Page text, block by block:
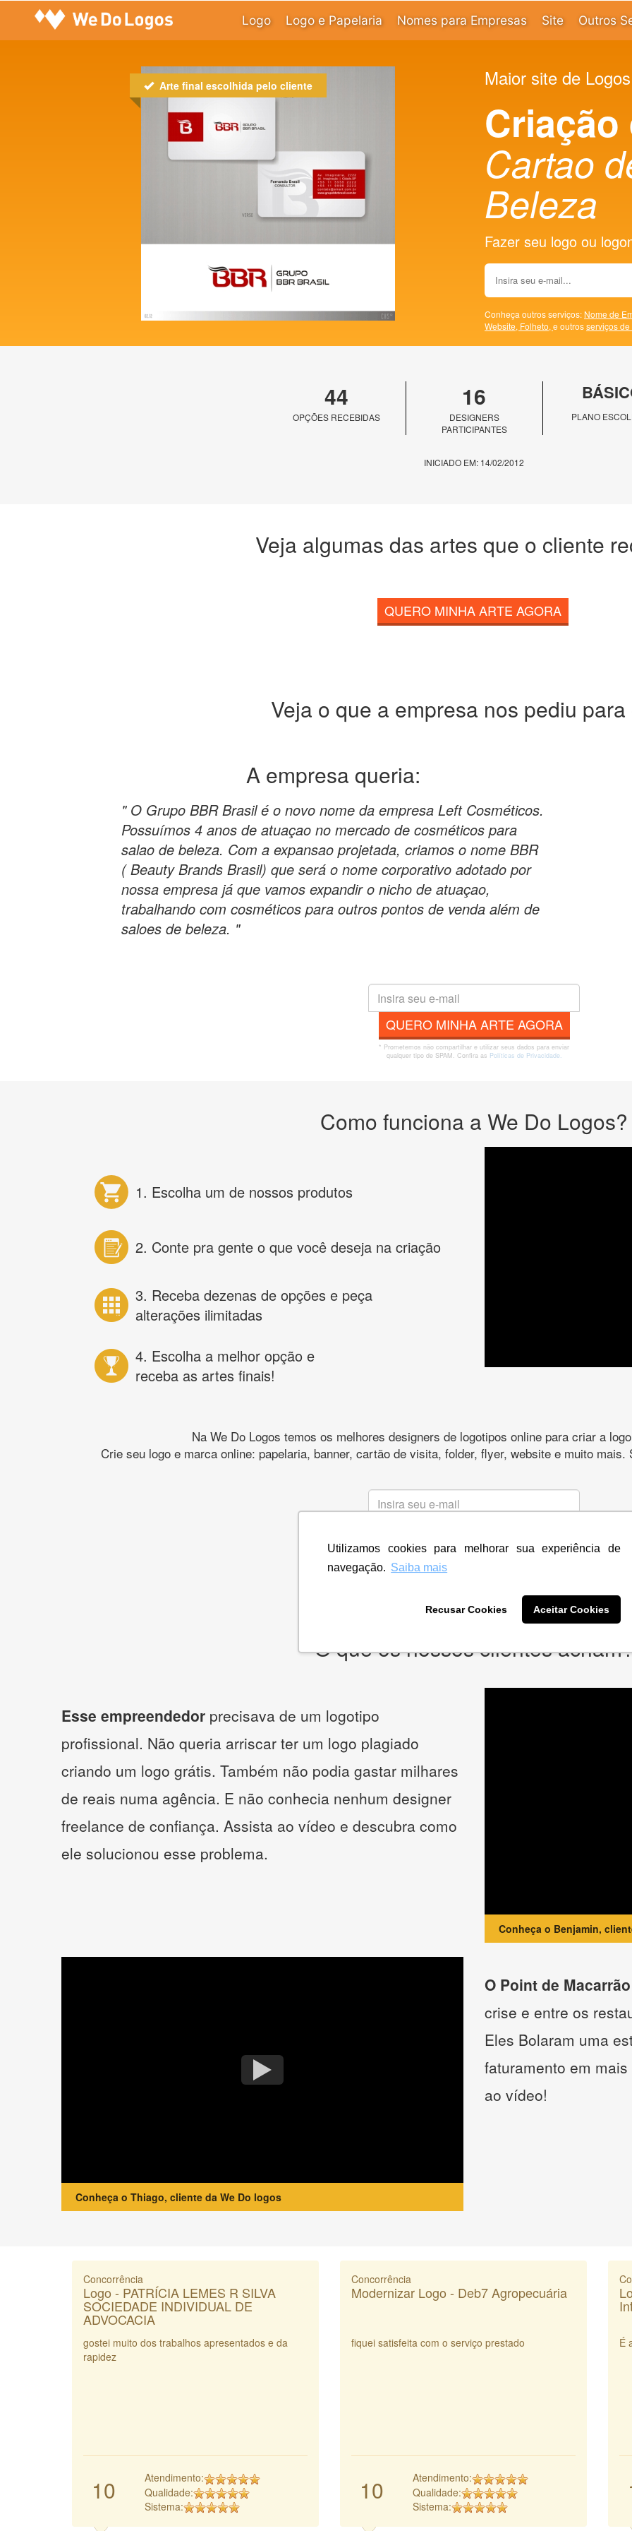
Utilizamos cookies para melhorar sua experiência de
navegação. Saiba mais
Recusar Cookies Aceitar Cookies
Logo Logo e Papelaria Nomes para Empresas Site Outros
Arte final escolhida pelo cliente Maior site de
Criação
Cartao
Beleza
Fazer seu logo ou
Conheça outros serviços: Nome de
Website, Folheto, e outrosserviços
44
OPÇÕES RECEBIDAS
16
DESIGNERS
PARTICIPANTES
PLANO
INICIADO EM: 14/02/2012
Veja algumas das artes que o cliente
QUERO MINHA ARTE AGORA
Veja o que a empresa nos pediu para
A empresa queria:
" O Grupo BBR Brasil é o novo nome da empresa Left Cosméticos.
Possuímos 4 anos de atuaçao no mercado de cosméticos para
salao de beleza. Com a expansao projetada, criamos o nome BBR
( Beauty Brands Brasil) que será o nome corporativo adotado por
nossa empresa já que vamos expandir o nicho de atuaçao,
trabalhando com cosméticos para outros pontos de venda além de
saloes de beleza. "
QUERO MINHA ARTE AGORA
* Prometemos não compartilhar e utilizar seus dados para enviar
qualquer tipo de SPAM. Confira as Políticas de Privacidade.
Como funciona a We Do Logos?
1. Escolha um de nossos produtos
2. Conte pra gente o que você deseja na criação
3. Receba dezenas de opções e peça
alterações ilimitadas
4. Escolha a melhor opção e
receba as artes finais!
Na We Do Logos temos os melhores designers de logotipos online para criar a
Crie seu logo e marca online: papelaria, banner, cartão de visita, folder, flyer, website e muito
* Prometemos não compartilhar e utilizar seus dados para enviar
qualquer tipo de SPAM. Confira as
O que os nossos clientes
Esse empreendedor precisava de um logotipo
profissional. Não queria arriscar ter um logo plagiado
criando um logo grátis. Também não podia gastar milhares
de reais numa agência. E não conhecia nenhum designer
freelance de confiança. Assista ao vídeo e descubra como
ele solucionou esse problema.
Conheça o Benjamin,
Conheça o Thiago, cliente da We Do logos
O Point de Macarrão
crise e entre os
Eles Bolaram uma
faturamento em
ao vídeo!
Concorrência
Logo - PATRÍCIA LEMES R SILVA
SOCIEDADE INDIVIDUAL DE
ADVOCACIA
gostei muito dos trabalhos apresentados e da
rapidez
10
Atendimento:
Qualidade:
Sistema:
Concorrência
Modernizar Logo - Deb7 Agropecuária
fiquei satisfeita com o serviço prestado
10
Atendimento:
Qualidade:
Sistema:
É